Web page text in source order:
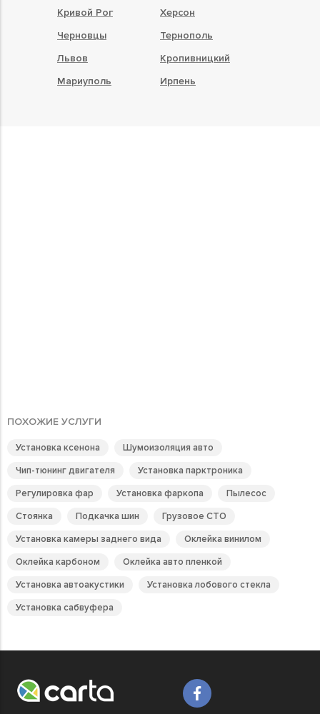
Кривой Рог
Херсон
Черновцы
Тернополь
Львов
Кропивницкий
Мариуполь
Ирпень
ПОХОЖИЕ УСЛУГИ
Установка ксенона
Шумоизоляция авто
Чип-тюнинг двигателя
Установка парктроника
Регулировка фар
Установка фаркопа
Пылесос
Стоянка
Подкачка шин
Грузовое СТО
Установка камеры заднего вида
Оклейка винилом
Оклейка карбоном
Оклейка авто пленкой
Установка автоакустики
Установка лобового стекла
Установка сабвуфера